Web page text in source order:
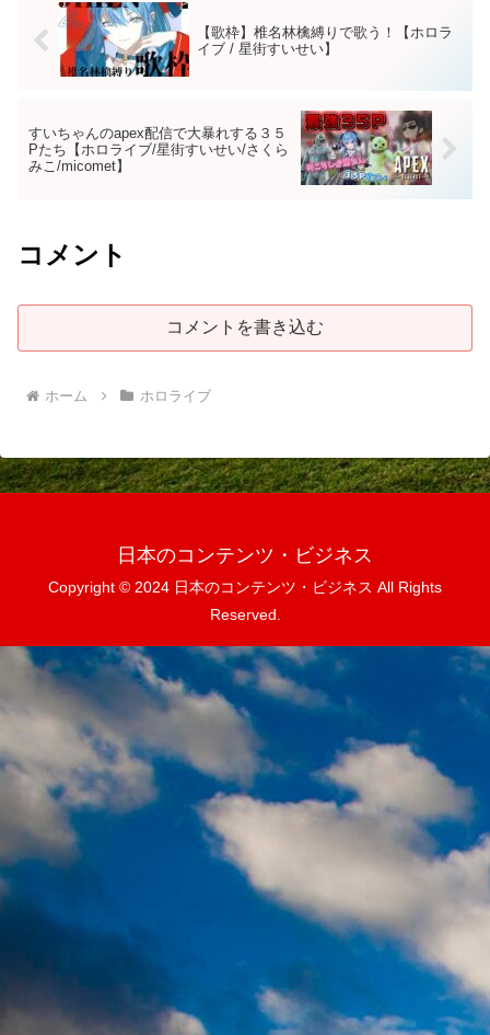
【歌枠】椎名林檎縛りで歌う！【ホロラ
イブ / 星街すいせい】
すいちゃんのapex配信で大暴れする３５
Pたち【ホロライブ/星街すいせい/さくら
みこ/micomet】
コメント
コメントを書き込む
ホーム ホロライブ
日本のコンテンツ・ビジネス
Copyright © 2024 日本のコンテンツ・ビジネス All Rights
Reserved.